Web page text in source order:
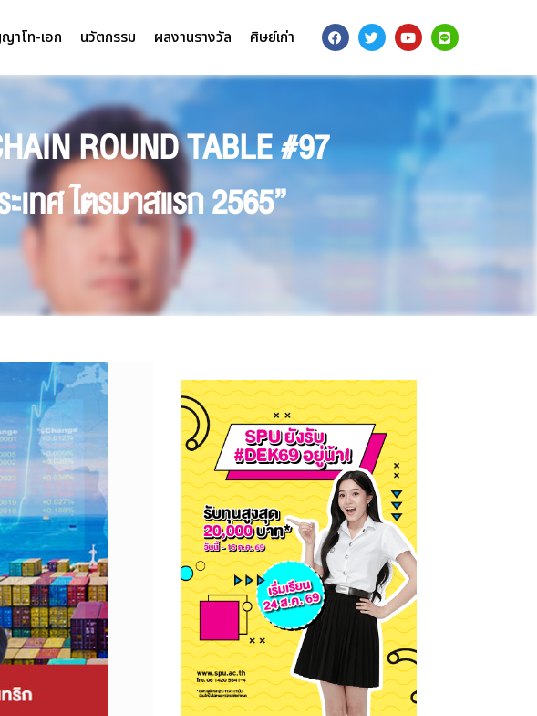
าโท-เอก นวัตกรรม ผลงานรางวัล ศิษย์เก่า
ROUND TABLE #97
ทศ ไตรมาสแรก 2565”